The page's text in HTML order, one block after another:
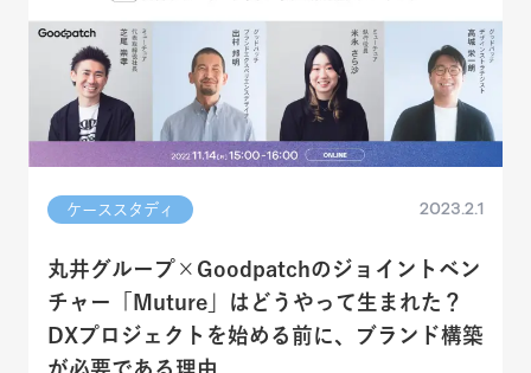
ケーススタディ 2023.2.1
丸井グループ×Goodpatchのジョイントベン
チャー「Muture」はどうやって生まれた？
DXプロジェクトを始める前に、ブランド構築
が必要である理由